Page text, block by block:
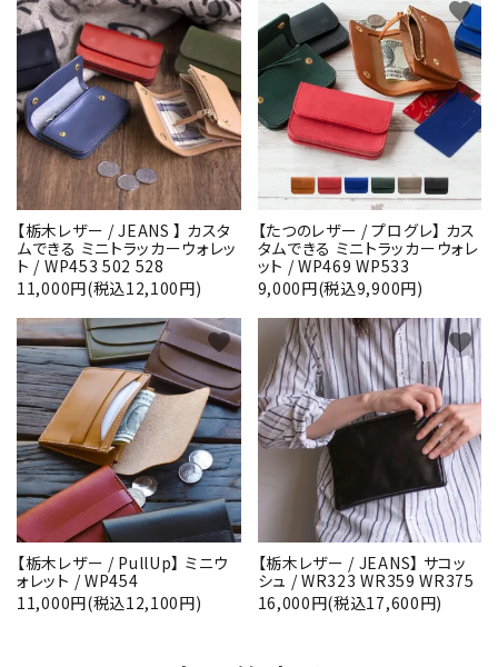
【栃木レザー / JEANS 】 カスタ
ムできる ミニトラッカーウォレッ
ト / WP453 502 528
11,000円(税込12,100円)
favorite
【たつのレザー / プログレ】 カス
タムできる ミニトラッカーウォレ
ット / WP469 WP533
9,000円(税込9,900円)
favorite
【栃木レザー / PullUp】 ミニウ
ォレット / WP454
11,000円(税込12,100円)
favorite
【栃木レザー / JEANS】 サコッ
シュ / WR323 WR359 WR375
16,000円(税込17,600円)
favorite